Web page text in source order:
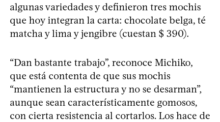
algunas variedades y definieron tres mochis
que hoy integran la carta: chocolate belga, té
matcha y lima y jengibre (cuestan $ 390).
“Dan bastante trabajo”, reconoce Michiko,
que está contenta de que sus mochis
“mantienen la estructura y no se desarman”,
aunque sean característicamente gomosos,
con cierta resistencia al cortarlos. Los hace de